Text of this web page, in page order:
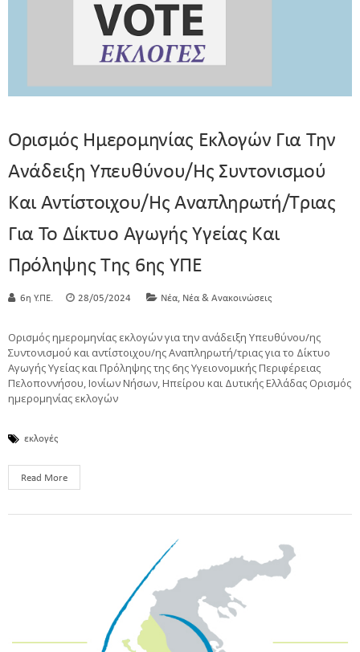
Ορισμός Ημερομηνίας Εκλογών Για Την
Ανάδειξη Υπευθύνου/ης Συντονισμού
Και Αντίστοιχου/ης Αναπληρωτή/τριας
Για Το Δίκτυο Αγωγής Υγείας Και
Πρόληψης Της 6ης ΥΠΕ
6η Υ.ΠΕ. 28/05/2024 Νέα, Νέα & Ανακοινώσεις
Ορισμός ημερομηνίας εκλογών για την ανάδειξη Υπευθύνου/ης
Συντονισμού και αντίστοιχου/ης Αναπληρωτή/τριας για το Δίκτυο
Αγωγής Υγείας και Πρόληψης της 6ης Υγειονομικής Περιφέρειας
Πελοποννήσου, Ιονίων Νήσων, Ηπείρου και Δυτικής Ελλάδας Ορισμός
ημερομηνίας εκλογών
εκλογές
Read More